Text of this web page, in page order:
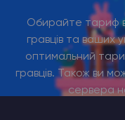
Обирайте тариф
гравців та ваших
оптимальний
гравців. Також ви
сервера